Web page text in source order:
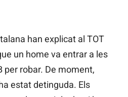
han explicat al TOT
un home va entrar a les
per robar. De moment,
estat detinguda. Els